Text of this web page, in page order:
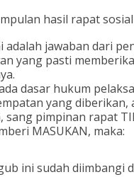
hasil rapat
adalah jawaban dari
yang pasti
dasar hukum
yang
sang pimpinan rapat
MASUKAN, maka:
ini sudah